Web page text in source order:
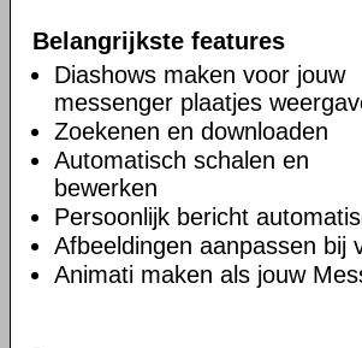
Belangrijkste features
Diashows maken voor jouw
messenger plaatjes
Zoekenen en downloaden
Automatisch schalen en
bewerken
Persoonlijk bericht
Afbeeldingen aanpassen bij
Animati maken als jouw